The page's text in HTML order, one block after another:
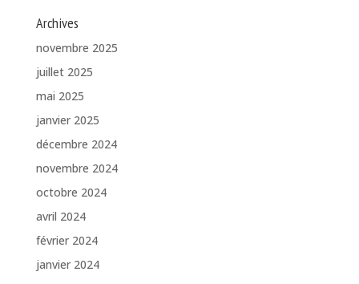
Archives
novembre 2025
juillet 2025
mai 2025
janvier 2025
décembre 2024
novembre 2024
octobre 2024
avril 2024
février 2024
janvier 2024